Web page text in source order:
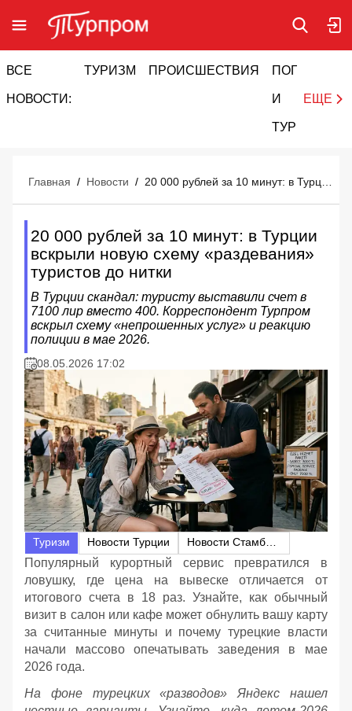
ВСЕ
НОВОСТИ:
ТУРИЗМ ПРОИСШЕСТВИЯ ПОГОДА
И
ТУРИЗМ
ЕЩЕ
Главная / Новости /
20 000 рублей за 10 минут: в Турции
вскрыли новую схему «раздевания»
туристов до нитки
В Турции скандал: туристу выставили счет в
7100 лир вместо 400. Корреспондент Турпром
вскрыл схему «непрошенных услуг» и реакцию
полиции в мае 2026.
08.05.2026 17:02
Туризм Новости Турции
Популярный курортный сервис превратился в
ловушку, где цена на вывеске отличается от
итогового счета в 18 раз. Узнайте, как обычный
визит в салон или кафе может обнулить вашу карту
за считанные минуты и почему турецкие власти
начали массово опечатывать заведения в мае
2026 года.
На фоне турецких «разводов» Яндекс нашел